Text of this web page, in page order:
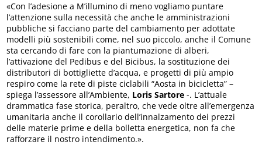
«Con l’adesione a M’illumino di meno vogliamo puntare
l’attenzione sulla necessità che anche le amministrazioni
pubbliche si facciano parte del cambiamento per adottate
modelli più sostenibili come, nel suo piccolo, anche il Comune
sta cercando di fare con la piantumazione di alberi,
l’attivazione del Pedibus e del Bicibus, la sostituzione dei
distributori di bottigliette d’acqua, e progetti di più ampio
respiro come la rete di piste ciclabili “Aosta in bicicletta” –
spiega l’assessore all’Ambiente, Loris Sartore -. L’attuale
drammatica fase storica, peraltro, che vede oltre all’emergenza
umanitaria anche il corollario dell’innalzamento dei prezzi
delle materie prime e della bolletta energetica, non fa che
rafforzare il nostro intendimento.».